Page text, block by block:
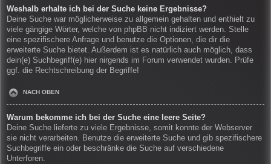
Weshalb erhalte ich bei der Suche keine Ergebnisse?
Deine Suche war möglicherweise zu allgemein gehalten und enthielt zu
viele gängige Wörter, welche von phpBB nicht indiziert werden. Stelle
eine spezifischere Anfrage und benutze die Optionen, die dir die
erweiterte Suche bietet. Außerdem ist es natürlich auch möglich, dass
dein(e) Suchbegriff(e) hier nirgends im Forum verwendet wurden. Prüfe
ggf. die Rechtschreibung der Begriffe!
NACH OBEN
Warum bekomme ich bei der Suche eine leere Seite?
Deine Suche lieferte zu viele Ergebnisse, somit konnte der Webserver
sie nicht verarbeiten. Benutze die erweiterte Suche und gib spezifischere
Suchbegriffe ein oder beschränke die Suche auf verschiedene
Unterforen.